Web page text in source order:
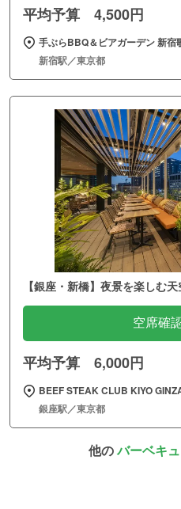
平均予算 4,500円
手ぶらBBQ＆ビアガーデン 新宿
新宿駅／東京都
【銀座・新橋】夜景を楽しむ
空席確
平均予算 6,000円
BEEF STEAK CLUB KIYO
銀座駅／東京都
他のバーベキ